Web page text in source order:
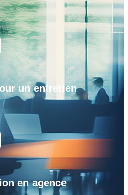
un entretien
en agence